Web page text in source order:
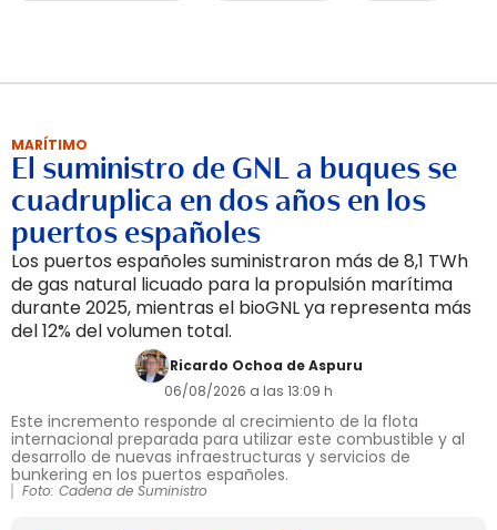
MARÍTIMO
El suministro de GNL a buques se
cuadruplica en dos años en los
puertos españoles
Los puertos españoles suministraron más de 8,1 TWh
de gas natural licuado para la propulsión marítima
durante 2025, mientras el bioGNL ya representa más
del 12% del volumen total.
Ricardo Ochoa de Aspuru
06/08/2026 a las 13:09 h
Este incremento responde al crecimiento de la flota
internacional preparada para utilizar este combustible y al
desarrollo de nuevas infraestructuras y servicios de
bunkering en los puertos españoles.
Foto: Cadena de Suministro